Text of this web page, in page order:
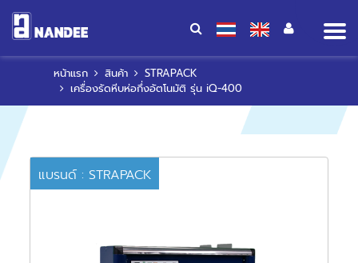
หน้าแรก สินค้า
STRAPACK
เครื่องรัดหีบห่อกึ่งอัตโนมัติ รุ่น iQ-400
แบรนด์ : STRAPACK